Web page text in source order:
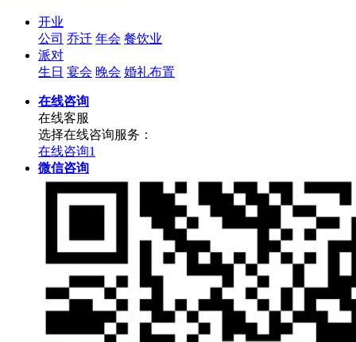
开业
公司 乔迁 年会 餐饮业
派对
生日 宴会 晚会 婚礼布置
在线咨询
在线客服
选择在线咨询服务：
在线咨询1
微信咨询